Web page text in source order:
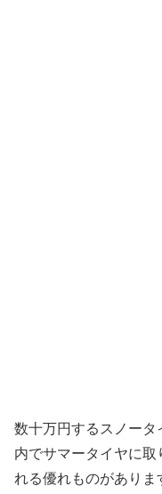
数十万円するスノータ
内でサマータイヤに
れる優れものがあり